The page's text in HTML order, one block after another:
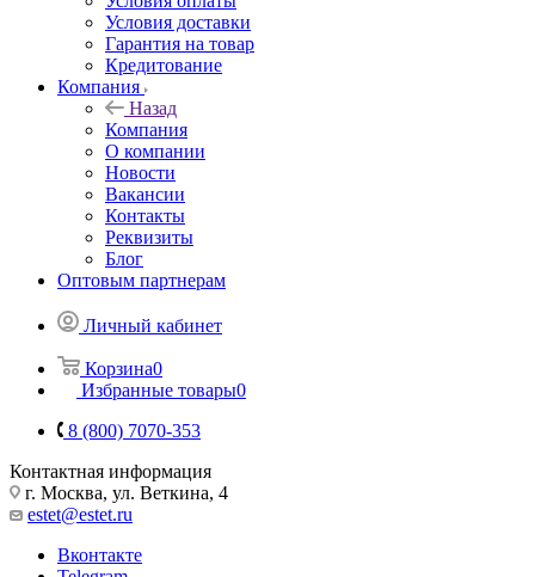
Условия доставки
Гарантия на товар
Кредитование
Компания
Назад
Компания
О компании
Новости
Вакансии
Контакты
Реквизиты
Блог
Оптовым партнерам
Личный кабинет
Корзина0
Избранные товары0
8 (800) 7070-353
Контактная информация
г. Москва, ул. Веткина, 4
estet@estet.ru
Вконтакте